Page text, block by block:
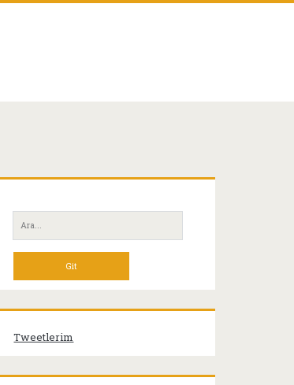
Yan
Menü
Ara:
Tweetlerim